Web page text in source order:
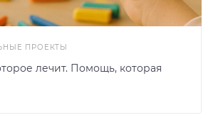
ПРОЕКТЫ
лечит. Помощь, которая